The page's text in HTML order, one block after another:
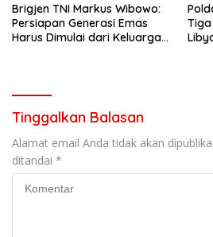
Brigjen TNI Markus Wibowo:
Persiapan Generasi Emas
Harus Dimulai dari Keluarga
Tiga
Tinggalkan Balasan
Alamat email Anda tidak akan
ditandai *